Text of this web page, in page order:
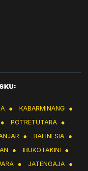
● KABARMINANG
●
● POTRETUTARA ●
● BALINESIA ●
● IBUKOTAKINI
●
● JATENGAJA ●